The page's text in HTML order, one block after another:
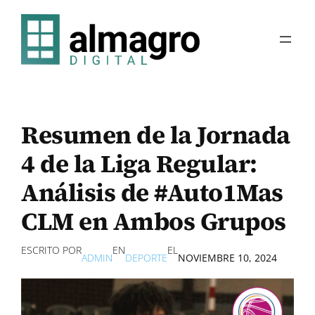
contenido
Resumen de la Jornada
4 de la Liga Regular:
Análisis de #Auto1Mas
CLM en Ambos Grupos
ESCRITO POR
ADMIN
EN
DEPORTE
EL
NOVIEMBRE 10, 2024